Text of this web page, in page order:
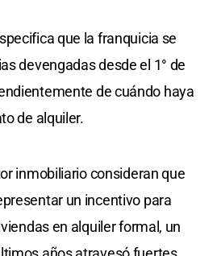
que la franquicia se
devengadas desde el 1° de
de cuándo haya
de alquiler.
inmobiliario consideran que
un incentivo para
en alquiler formal, un